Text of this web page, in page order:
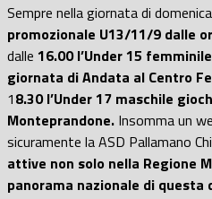
Sempre nella giornata di
promozionale U13/11/9 dalle
dalle 16.00 l’Under 15
giornata di Andata al Centro
18.30 l’Under 17 maschile
Monteprandone. Insomma un
sicuramente la ASD Pallamano
attive non solo nella Regione
panorama nazionale di questa